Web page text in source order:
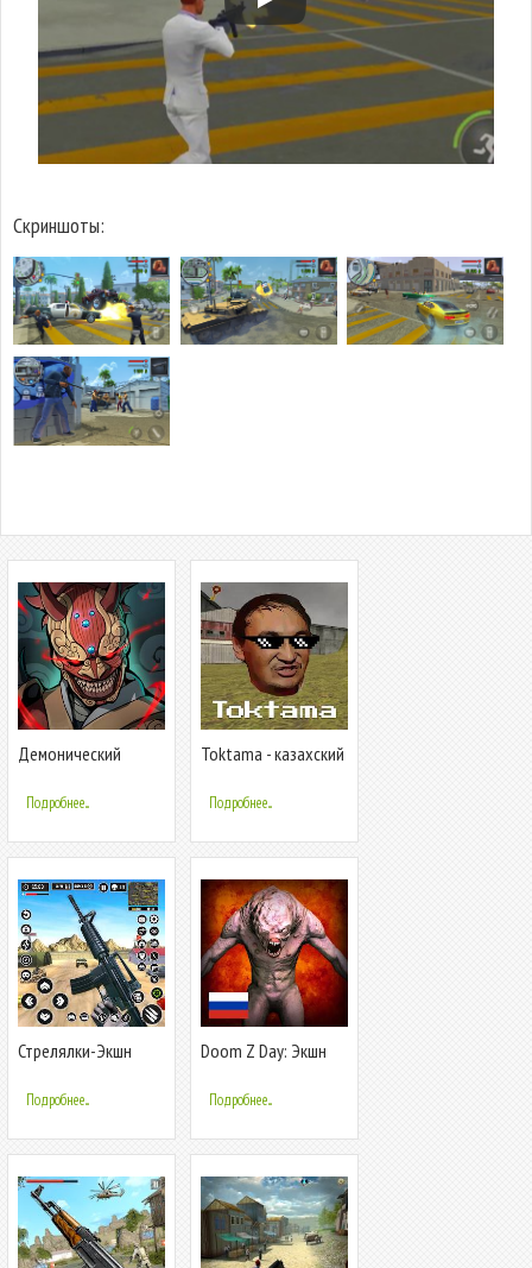
Скриншоты:
Демонический
Подробнее...
Toktama - казахский
Подробнее...
Стрелялки-Экшн
Подробнее...
Doom Z Day: Экшн
Подробнее...